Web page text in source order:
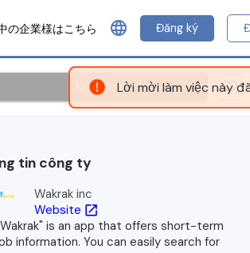
Lời mời làm việc này
の企業様はこちら language Đăng ký
Nộp đơn
tin công ty
Wakrak inc
Website open_in_new
is an app that offers short-term
information. You can easily search for